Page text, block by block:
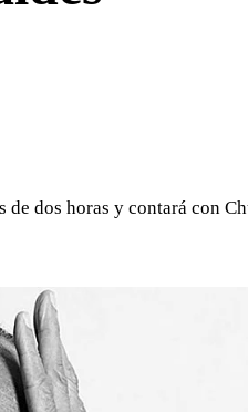
de dos horas y contará con